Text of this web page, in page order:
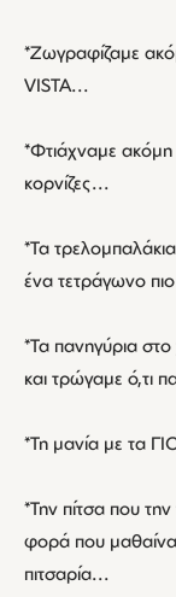
*Ζωγραφίζαμε
VISTA...
*Φτιάχναμε ακόμη
κορνίζες...
*Τα
ένα τετράγωνο
*Τα πανηγύρια
και τρώγαμε ό,τι
*Τη μανία με τα
*Την πίτσα που
φορά που
πιτσαρία...